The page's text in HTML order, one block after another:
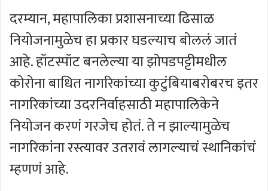
दरम्यान, महापालिका प्रशासनाच्या ढिसाळ
नियोजनामुळेच हा प्रकार घडल्याच बोललं जातं
आहे. हॉटस्पॉट बनलेल्या या झोपडपट्टीमधील
कोरोना बाधित नागरिकांच्या कुटुंबियाबरोबरच इतर
नागरिकांच्या उदरनिर्वाहसाठी महापालिकेने
नियोजन करणं गरजेच होतं. ते न झाल्यामुळेच
नागरिकांना रस्त्यावर उतरावं लागल्याचं स्थानिकांचं
म्हणणं आहे.